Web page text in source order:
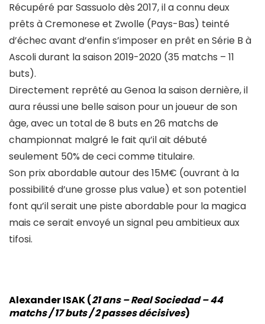
Récupéré par Sassuolo dès 2017, il a connu deux
prêts à Cremonese et Zwolle (Pays-Bas) teinté
d’échec avant d’enfin s’imposer en prêt en Série B à
Ascoli durant la saison 2019-2020 (35 matchs – 11
buts).
Directement reprêté au Genoa la saison dernière, il
aura réussi une belle saison pour un joueur de son
âge, avec un total de 8 buts en 26 matchs de
championnat malgré le fait qu’il ait débuté
seulement 50% de ceci comme titulaire.
Son prix abordable autour des 15M€ (ouvrant à la
possibilité d’une grosse plus value) et son potentiel
font qu’il serait une piste abordable pour la magica
mais ce serait envoyé un signal peu ambitieux aux
tifosi.
Alexander ISAK (21 ans – Real Sociedad – 44
matchs / 17 buts / 2 passes décisives)